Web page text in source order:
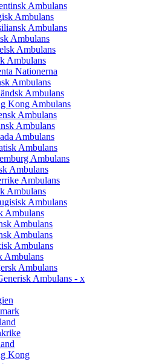
Ambulans
Ambulans
Ambulans
Ambulans
Ambulans
Ambulans
Nationerna
Ambulans
Ambulans
Kong Ambulans
Ambulans
Ambulans
Ambulans
Ambulans
Ambulans
Ambulans
Ambulans
Ambulans
Ambulans
Ambulans
Ambulans
Ambulans
Ambulans
Ambulans
Ambulans
Ambulans - x
Kong